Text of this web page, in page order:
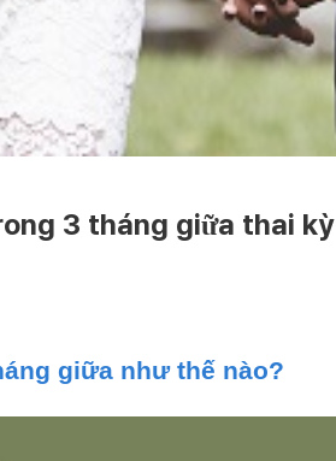
3 tháng giữa thai kỳ
giữa như thế nào?